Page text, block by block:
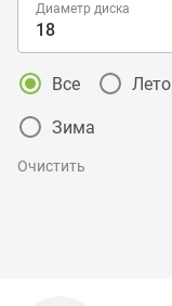
Диаметр диска
Все Лето
Зима
Очистить